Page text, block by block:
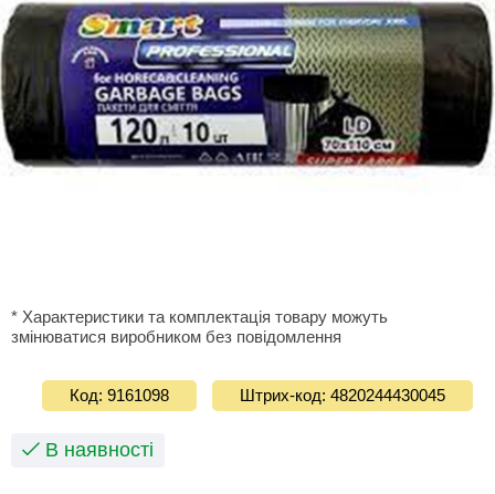
* Характеристики та комплектація товару можуть
змінюватися виробником без повідомлення
Код: 9161098 Штрих-код: 4820244430045
В наявності